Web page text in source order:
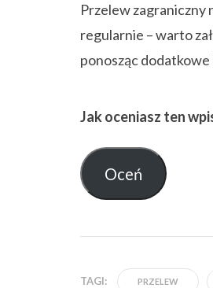
Przelew zagraniczny
regularnie – warto
ponosząc dodatkowe
Jak oceniasz ten
TAGI: PRZELEW